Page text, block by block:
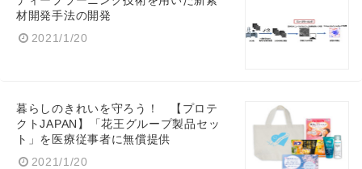
材開発手法の開発
2021/1/20
暮らしのきれいを守ろう！ 【プロテ
クトJAPAN】「花王グループ製品セッ
ト」を医療従事者に無償提供
2021/1/20